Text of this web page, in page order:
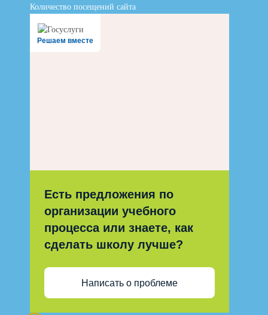
Количество посещений сайта
Решаем вместе
Есть предложения по
организации учебного
процесса или знаете, как
сделать школу лучше?
Написать о проблеме